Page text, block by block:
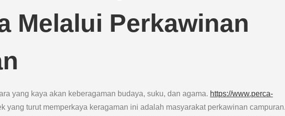
Melalui Perkawinan
yang kaya akan keberagaman budaya, suku, dan agama. https://www.perca-
yang turut memperkaya keragaman ini adalah masyarakat perkawinan campuran.